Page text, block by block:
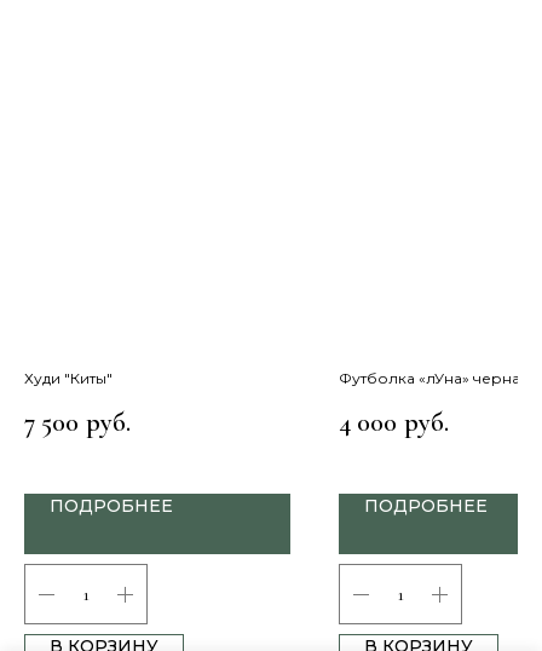
Худи "Киты"
7 500 руб.
ПОДРОБНЕЕ
В КОРЗИНУ
Футболка «лУна» черная
4 000 руб.
ПОДРОБНЕЕ
В КОРЗИНУ